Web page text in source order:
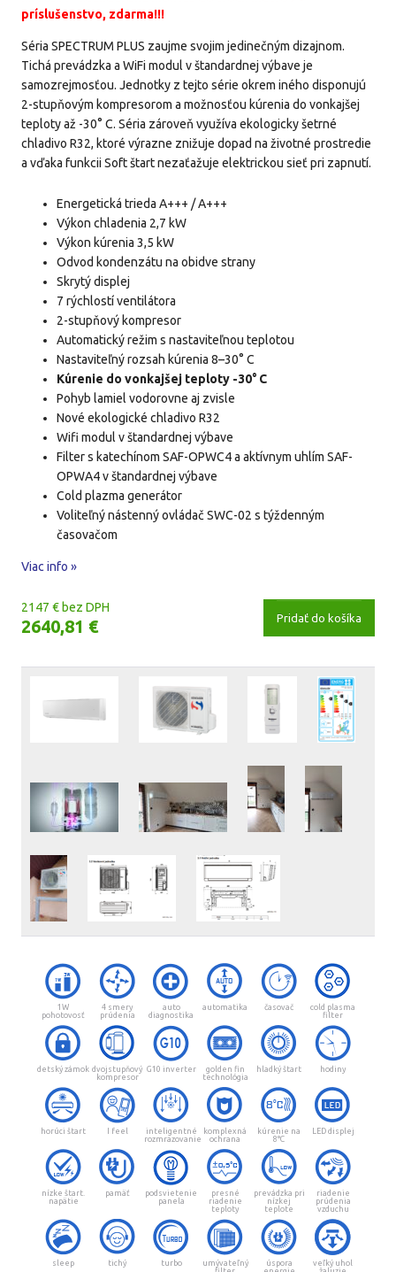
príslušenstvo, zdarma!!!
Séria SPECTRUM PLUS zaujme svojim jedinečným dizajnom.
Tichá prevádzka a WiFi modul v štandardnej výbave je
samozrejmosťou. Jednotky z tejto série okrem iného disponujú
2-stupňovým kompresorom a možnosťou kúrenia do vonkajšej
teploty až -30° C. Séria zároveň využíva ekologicky šetrné
chladivo R32, ktoré výrazne znižuje dopad na životné prostredie
a vďaka funkcii Soft štart nezaťažuje elektrickou sieť pri zapnutí.
Energetická trieda A+++ / A+++
Výkon chladenia 2,7 kW
Výkon kúrenia 3,5 kW
Odvod kondenzátu na obidve strany
Skrytý displej
7 rýchlostí ventilátora
2-stupňový kompresor
Automatický režim s nastaviteľnou teplotou
Nastaviteľný rozsah kúrenia 8–30° C
Kúrenie do vonkajšej teploty -30° C
Pohyb lamiel vodorovne aj zvisle
Nové ekologické chladivo R32
Wifi modul v štandardnej výbave
Filter s katechínom SAF-OPWC4 a aktívnym uhlím SAF-
OPWA4 v štandardnej výbave
Cold plazma generátor
Voliteľný nástenný ovládač SWC-02 s týždenným
časovačom
Viac info »
2147 € bez DPH
2640,81 € Pridať do košíka
1W
pohotovosť
4 smery
prúdenia
auto
diagnostika
automatika časovač
cold plasma
filter
detský zámok dvojstupňový
kompresor
G10 inverter
golden fin
technológia
hladký štart hodiny
horúci štart I feel
inteligentné
rozmrazovanie
komplexná
ochrana
kúrenie na
8°C
LED displej
nízke štart.
napätie
pamäť
podsvietenie
panela
presné
riadenie
teploty
prevádzka pri
nízkej
teplote
riadenie
prúdenia
vzduchu
sleep tichý turbo
umývateľný
úspora
veľký uhol